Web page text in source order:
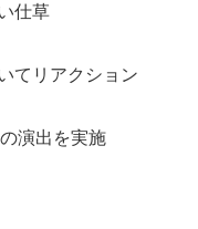
仕草
てリアクション
演出を実施